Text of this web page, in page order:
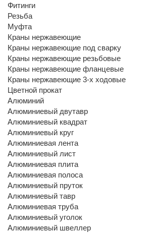
Фитинги
Резьба
Муфта
Краны нержавеющие
Краны нержавеющие под сварку
Краны нержавеющие резьбовые
Краны нержавеющие фланцевые
Краны нержавеющие 3-х ходовые
Цветной прокат
Алюминий
Алюминиевый двутавр
Алюминиевый квадрат
Алюминиевый круг
Алюминиевая лента
Алюминиевый лист
Алюминиевая плита
Алюминиевая полоса
Алюминиевый пруток
Алюминиевый тавр
Алюминиевая труба
Алюминиевый уголок
Алюминиевый швеллер